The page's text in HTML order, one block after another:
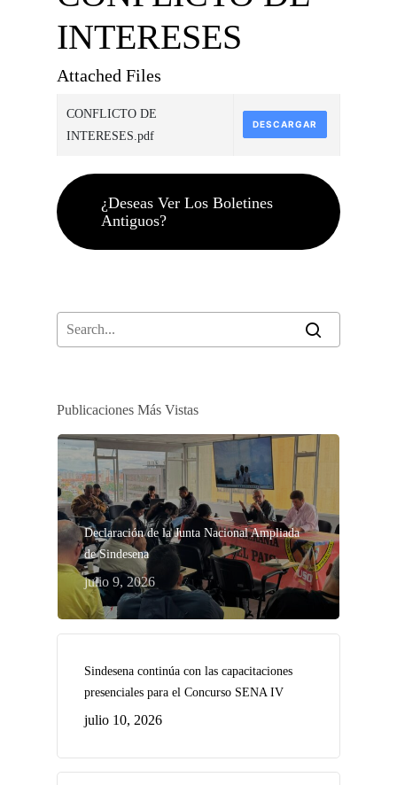
INTERESES
Attached Files
CONFLICTO DE
INTERESES.pdf
DESCARGAR
¿Deseas Ver Los Boletines
Antiguos?
Publicaciones Más Vistas
Declaración de la Junta Nacional Ampliada
de Sindesena
julio 9, 2026
Sindesena continúa con las capacitaciones
presenciales para el Concurso SENA IV
julio 10, 2026